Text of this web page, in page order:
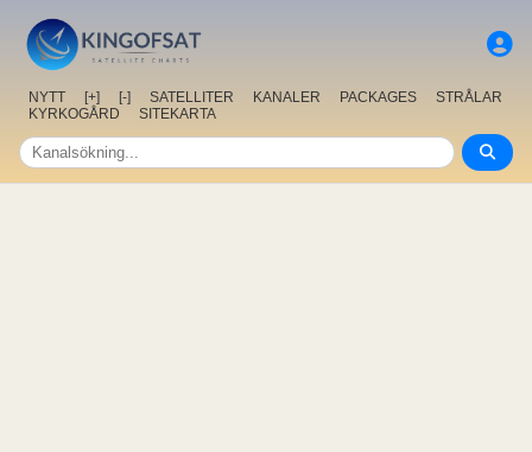
NYTT [+] [-] SATELLITER KANALER PACKAGES
STRÅLAR
KYRKOGÅRD
SITEKARTA